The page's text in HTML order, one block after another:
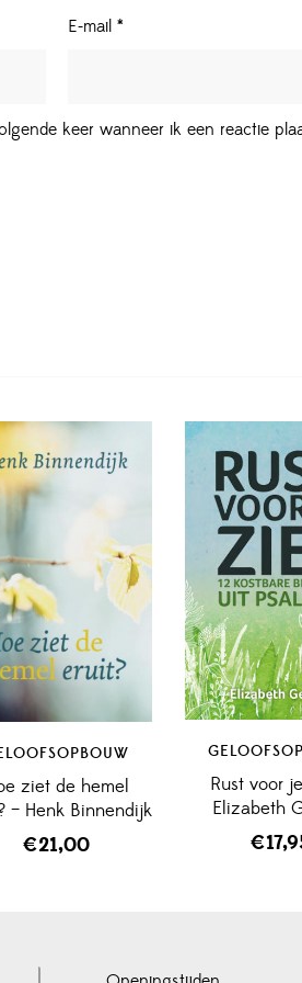
E-mail *
keer wanneer ik een reactie
ziet de hemel
– Henk Binnendijk
€21,00
Rust voor
Elizabeth
€